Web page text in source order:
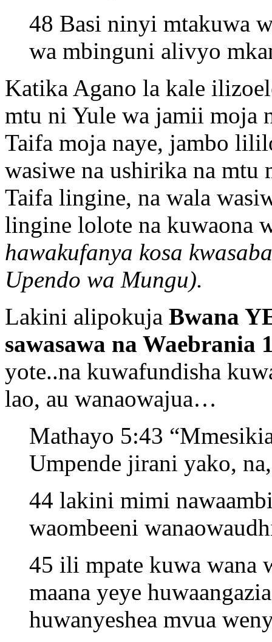
48 Basi ninyi mtakuwa
wa mbinguni alivyo
Katika Agano la kale
mtu ni Yule wa jamii moja
Taifa moja naye, jambo
wasiwe na ushirika na
Taifa lingine, na wala
lingine lolote na kuwaona
hawakufanya kosa
Upendo wa Mungu).
Lakini alipokuja Bwana
sawasawa na Waebrania
yote..na kuwafundisha
lao, au wanaowajua…
Mathayo 5:43
Umpende jirani yako,
44 lakini mimi
waombeeni
45 ili mpate kuwa wana
maana yeye
huwanyeshea mvua